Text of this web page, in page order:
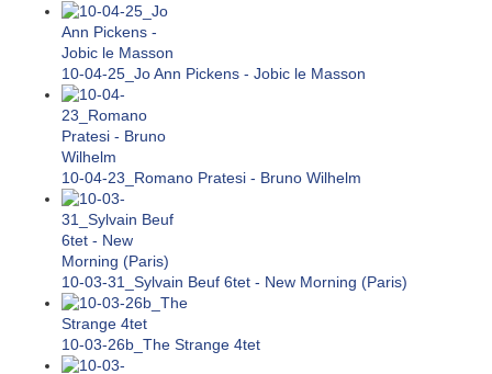
10-04-25_Jo Ann Pickens - Jobic le Masson
10-04-23_Romano Pratesi - Bruno Wilhelm
10-03-31_Sylvain Beuf 6tet - New Morning (Paris)
10-03-26b_The Strange 4tet